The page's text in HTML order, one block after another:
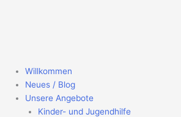
Willkommen
Neues / Blog
Unsere Angebote
Kinder- und Jugendhilfe